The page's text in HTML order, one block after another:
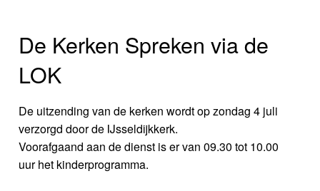
De Kerken Spreken via de
LOK
De uitzending van de kerken wordt op zondag 4 juli
verzorgd door de IJsseldijkkerk.
Voorafgaand aan de dienst is er van 09.30 tot 10.00
uur het kinderprogramma.